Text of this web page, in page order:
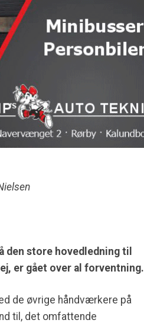
den store hovedledning til
er gået over al forventning.
de øvrige håndværkere på
til, det omfattende